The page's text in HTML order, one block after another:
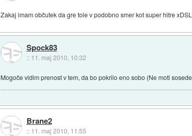
Zakaj imam občutek da gre tole v podobno smer kot super hitre
Spock83
:: 11. maj 2010, 10:32
Mogoče vidim prenost v tem, da bo pokrilo eno sobo (Ne moti
Brane2
:: 11. maj 2010, 11:55